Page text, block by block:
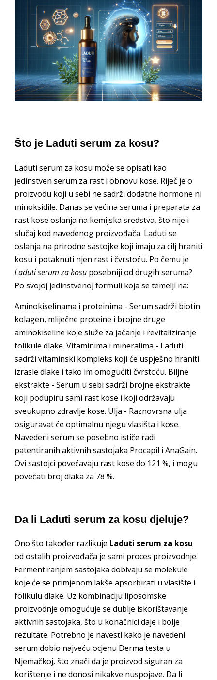
Što je Laduti serum za kosu?
Laduti serum za kosu može se opisati kao
jedinstven serum za rast i obnovu kose. Riječ je o
proizvodu koji u sebi ne sadrži dodatne hormone ni
minoksidile. Danas se većina seruma i preparata za
rast kose oslanja na kemijska sredstva, što nije i
slučaj kod navedenog proizvođača. Laduti se
oslanja na prirodne sastojke koji imaju za cilj hraniti
kosu i potaknuti njen rast i čvrstoću. Po čemu je
Laduti serum za kosu posebniji od drugih seruma?
Po svojoj jedinstvenoj formuli koja se temelji na:
Aminokiselinama i proteinima - Serum sadrži biotin,
kolagen, mliječne proteine i brojne druge
aminokiseline koje služe za jačanje i revitaliziranje
folikule dlake. Vitaminima i mineralima - Laduti
sadrži vitaminski kompleks koji će uspješno hraniti
izrasle dlake i tako im omogućiti čvrstoću. Biljne
ekstrakte - Serum u sebi sadrži brojne ekstrakte
koji podupiru sami rast kose i koji održavaju
sveukupno zdravlje kose. Ulja - Raznovrsna ulja
osiguravat će optimalnu njegu vlasišta i kose.
Navedeni serum se posebno ističe radi
patentiranih aktivnih sastojaka Procapil i AnaGain.
Ovi sastojci povećavaju rast kose do 121 %, i mogu
povećati broj dlaka za 78 %.
Da li Laduti serum za kosu djeluje?
Ono što također razlikuje Laduti serum za kosu
od ostalih proizvođača je sami proces proizvodnje.
Fermentiranjem sastojaka dobivaju se molekule
koje će se primjenom lakše apsorbirati u vlasište i
folikulu dlake. Uz kombinaciju liposomske
proizvodnje omogućuje se dublje iskorištavanje
aktivnih sastojaka, što u konačnici daje i bolje
rezultate. Potrebno je navesti kako je navedeni
serum dobio najveću ocjenu Derma testa u
Njemačkoj, što znači da je proizvod siguran za
korištenje i ne donosi nikakve nuspojave. Da li